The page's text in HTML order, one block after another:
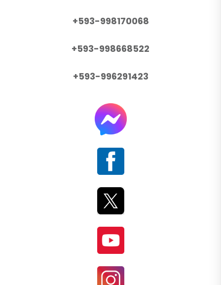
+593-998170068
+593-998668522
+593-996291423